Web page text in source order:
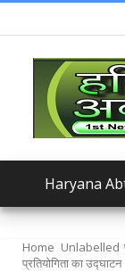
Haryana
Home Unlabelled
प्रतियोगिता का उद्घाटन